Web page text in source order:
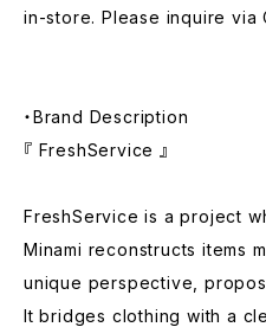
in-store. Please inquire via
・Brand Description
『 FreshService 』
FreshService is a project
Minami reconstructs items
unique perspective,
It bridges clothing with a